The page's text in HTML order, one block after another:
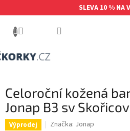
na
SLEVA 10 % NA
Celoroční kožená
Jonap B3 sv
Výprodej Značka: Jonap